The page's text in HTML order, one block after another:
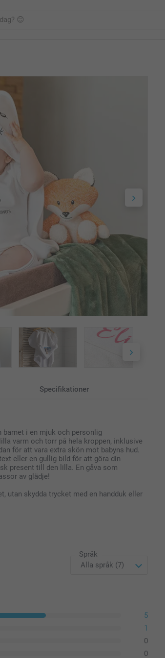
Specifikationer
i en mjuk och personlig
varm och torr på hela kroppen, inklusive
för att vara extra skön mot babyns hud.
eller en gullig bild för att göra din
present till den lilla. En gåva som
av glädje!
utan skydda trycket med en handduk eller
Språk
5
1
0
0